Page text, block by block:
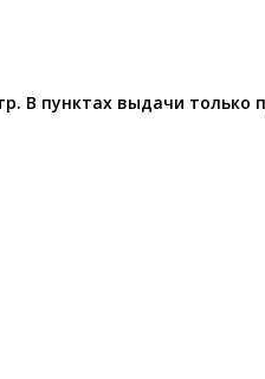
пунктах выдачи только